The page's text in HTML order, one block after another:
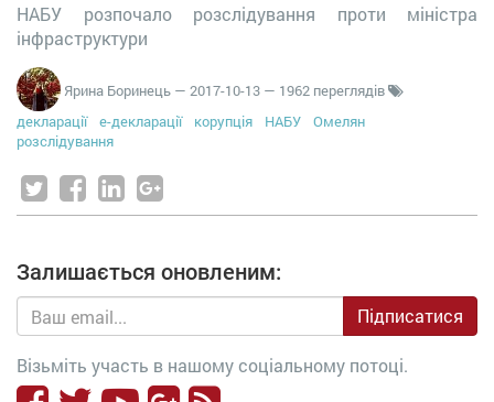
НАБУ розпочало розслідування проти міністра
інфраструктури
Ярина Боринець — 2017-10-13 — 1962 переглядів
декларації
е-декларації корупція НАБУ
Омелян
розслідування
Залишається оновленим:
Підписатися
Візьміть участь в нашому соціальному потоці.